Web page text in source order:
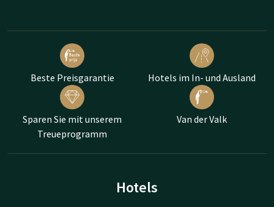
Beste Preisgarantie Hotels im In- und Ausland
Sparen Sie mit unserem
Treueprogramm
Van der Valk
Hotels